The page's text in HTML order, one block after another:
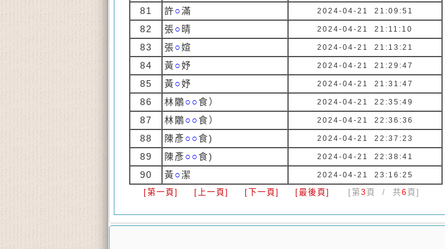
81 許○滿 2024-04-21 21:09:51
82 張○ 晴 2024-04-21 21:11:10
83 張○媗 2024-04-21 21:13:21
84 黃○妤 2024-04-21 21:29:47
85 黃○妤 2024-04-21 21:31:47
86 林鷳○○食） 2024-04-21 22:35:49
87 林鷳○○食） 2024-04-21 22:36:36
88 陳彥 ○○食) 2024-04-21 22:37:23
89 陳彥 ○○食) 2024-04-21 22:38:41
90 黃○潔 2024-04-21 23:16:25
[第一頁] [上一頁] [下一頁] [最後頁] [第3 頁 / 共6 頁]